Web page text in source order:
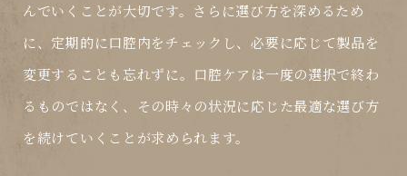
んでいくことが大切です。さらに選び方を深めるため
に、定期的に口腔内をチェックし、必要に応じて製品を
変更することも忘れずに。口腔ケアは一度の選択で終わ
るものではなく、その時々の状況に応じた最適な選び方
を続けていくことが求められます。